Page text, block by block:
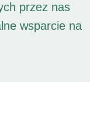
przez nas
wsparcie na